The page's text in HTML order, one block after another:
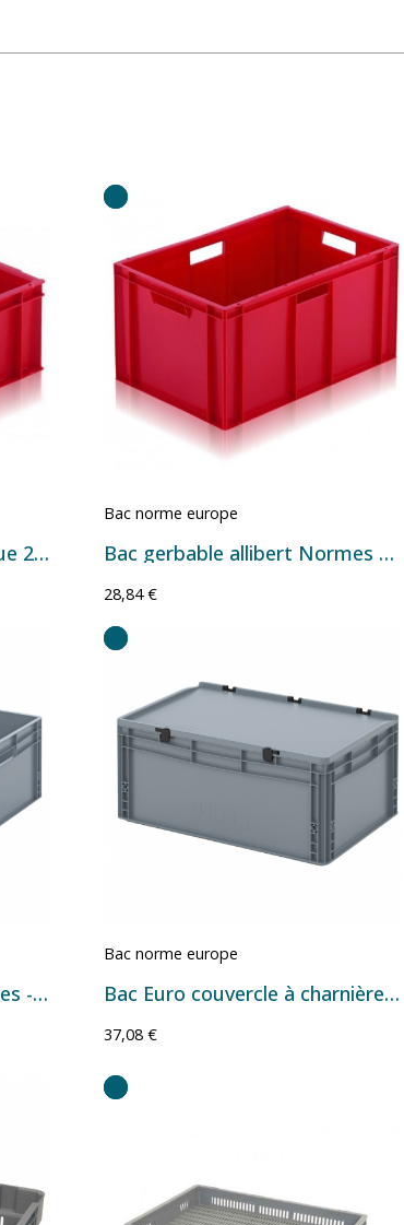
Bac Norme Europe plastique 21027
Bac norme europe
Bac gerbable allibert Normes Europe 60 litres
28,84 €
Bac Euro XXL à parois pleines - 130 L - 800×600×320 mm
Bac norme europe
Bac Euro couvercle à charnières ED 64/27 HG - 600x400x285 mm - 56 L
37,08 €